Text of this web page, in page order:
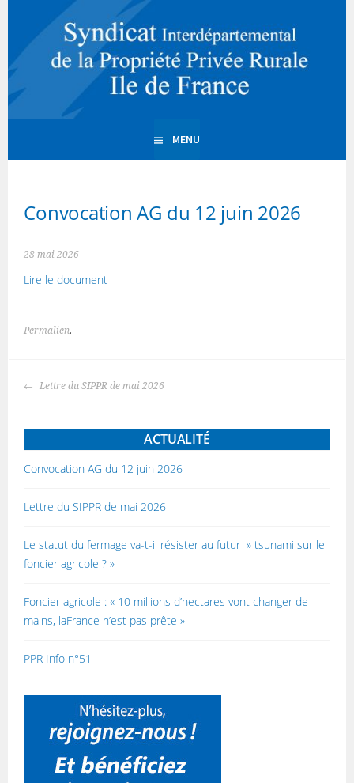
contenu
principal
Syndicat
interdépartemental de la
Propriété Privée Rurale
d'Ile de France
SIPPR Ile de France
MENU
Convocation AG du 12 juin 2026
28 mai 2026
Lire le document
Permalien.
Navigation
articles
Lettre du SIPPR de mai 2026
ACTUALITÉ
Convocation AG du 12 juin 2026
Lettre du SIPPR de mai 2026
Le statut du fermage va-t-il résister au futur » tsunami sur le
foncier agricole ? »
Foncier agricole : « 10 millions d’hectares vont changer de
mains, laFrance n’est pas prête »
PPR Info n°51